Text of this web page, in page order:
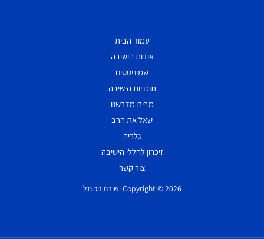
עמוד הבית
אודות הישיבה
שמיניסטים
תוכניות הישיבה
מבית מדרשנו
שאל את הרב
גלריה
זיכרון לחללי הישיבה
צור קשר
Copyright © 2026 ישיבת הכותל